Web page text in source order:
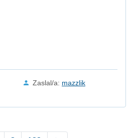
Zaslal/a: mazzlik